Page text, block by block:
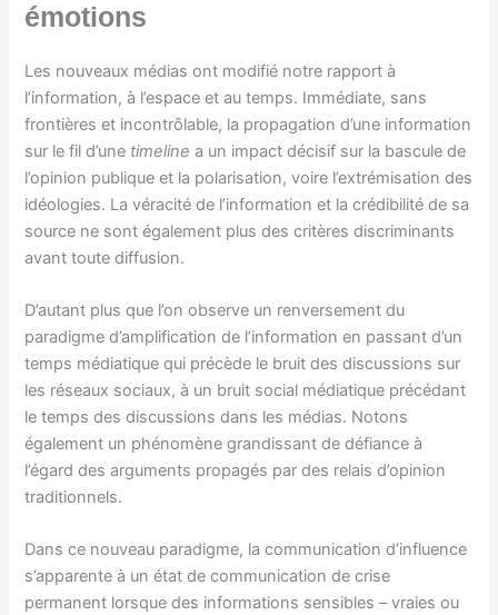
émotions
Les nouveaux médias ont modifié notre rapport à
l’information, à l’espace et au temps. Immédiate, sans
frontières et incontrôlable, la propagation d’une information
sur le fil d’une timeline a un impact décisif sur la bascule de
l’opinion publique et la polarisation, voire l’extrémisation des
idéologies. La véracité de l’information et la crédibilité de sa
source ne sont également plus des critères discriminants
avant toute diffusion.
D’autant plus que l’on observe un renversement du
paradigme d’amplification de l’information en passant d’un
temps médiatique qui précède le bruit des discussions sur
les réseaux sociaux, à un bruit social médiatique précédant
le temps des discussions dans les médias. Notons
également un phénomène grandissant de défiance à
l’égard des arguments propagés par des relais d’opinion
traditionnels.
Dans ce nouveau paradigme, la communication d’influence
s’apparente à un état de communication de crise
permanent lorsque des informations sensibles – vraies ou